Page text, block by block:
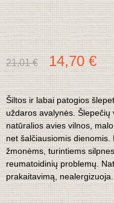
21,01 € 14,70 €
Šiltos ir labai patogios
uždaros avalynės.
natūralios avies vilnos,
net šalčiausiomis
žmonėms, turintiems
reumatoidinių problemų.
prakaitavimą,